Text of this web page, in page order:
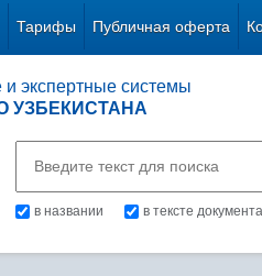
Тарифы Публичная оферта
экспертные системы
УЗБЕКИСТАНА
в названии в тексте документа